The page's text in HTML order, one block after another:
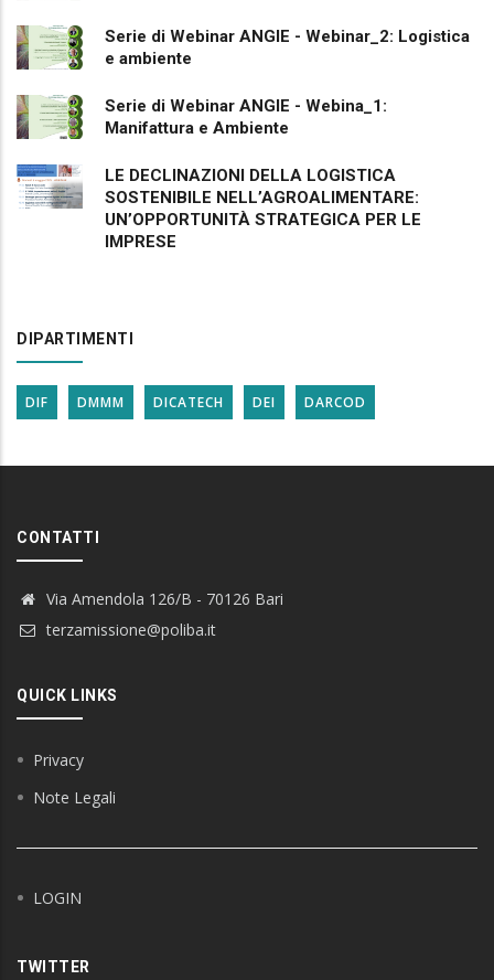
Serie di Webinar ANGIE - Webinar_2: Logistica
e ambiente
Serie di Webinar ANGIE - Webina_1:
Manifattura e Ambiente
LE DECLINAZIONI DELLA LOGISTICA
SOSTENIBILE NELL’AGROALIMENTARE:
UN’OPPORTUNITÀ STRATEGICA PER LE
IMPRESE
DIPARTIMENTI
DIF DMMM DICATECH DEI DARCOD
CONTATTI
Via Amendola 126/B - 70126 Bari
terzamissione@poliba.it
QUICK LINKS
Privacy
Note Legali
LOGIN
TWITTER